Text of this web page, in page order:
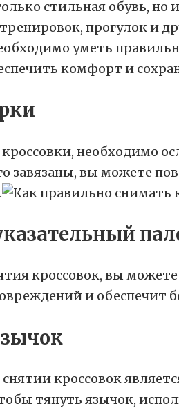
стильная обувь,
прогулок и
уметь
комфорт и
необходимо
завязаны, вы можете
кроссовок, вы
и обеспечит
кроссовок
тянуть язычок,